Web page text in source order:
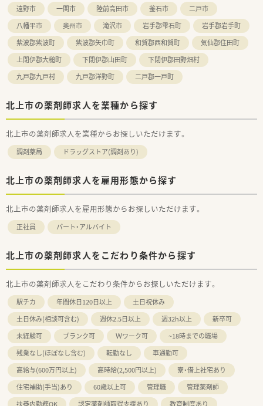
ップをご用意しております。
こうした働きやすい環境づくりに力を入れている『さくら薬局グ
ループ』でご活躍されてみませんか？
■OTC医薬品を併設しているため、カウンセリングを通じてセル
フメディケーションを推進します。
■赤ちゃんからお年寄りまで、様々な患者さまへの服薬指導を通
じて地域医療に貢献できます。
【こんな方にオススメ】
■大手企業の安定した基盤のもとで、腰を据えて長くキャリアを
築きたい方に最適です。
えの方におすすめします。
■薬剤師としての専門性を高めつつ、将来は多様なキャリアにも
挑戦したい方にぴったりです。
遠野市
一関市 陸前高田市 釜石市
二戸市
八幡平市
奥州市 滝沢市 岩手郡雫石町
岩手郡岩手町
紫波郡紫波町
紫波郡矢巾町 和賀郡西和賀町
気仙郡住田町
上閉伊郡大槌町
下閉伊郡山田町
下閉伊郡田野畑村
九戸郡九戸村
九戸郡洋野町 二戸郡一戸町
北上市の薬剤師求人を業種から探す
北上市の薬剤師求人を業種からお探しいただけます。
調剤薬局 ドラッグストア(調剤あり)
北上市の薬剤師求人を雇用形態から探す
北上市の薬剤師求人を雇用形態からお探しいただけます。
正社員 パート・アルバイト
北上市の薬剤師求人をこだわり条件から探す
北上市の薬剤師求人をこだわり条件からお探しいただけます。
駅チカ 年間休日120日以上
土日祝休み
土日休み(相談可含む)
週休2.5日以上 週32h以上
新卒可
未経験可
ブランク可 Ｗワーク可
~18時までの職場
残業なし(ほぼなし含む)
転勤なし
車通勤可
高給与(600万円以上)
高時給(2,500円以上)
寮・借上社宅あり
住宅補助(手当)あり
60歳以上可 管理職
管理薬剤師
扶養内勤務OK
認定薬剤師取得支援あり
教育制度あり